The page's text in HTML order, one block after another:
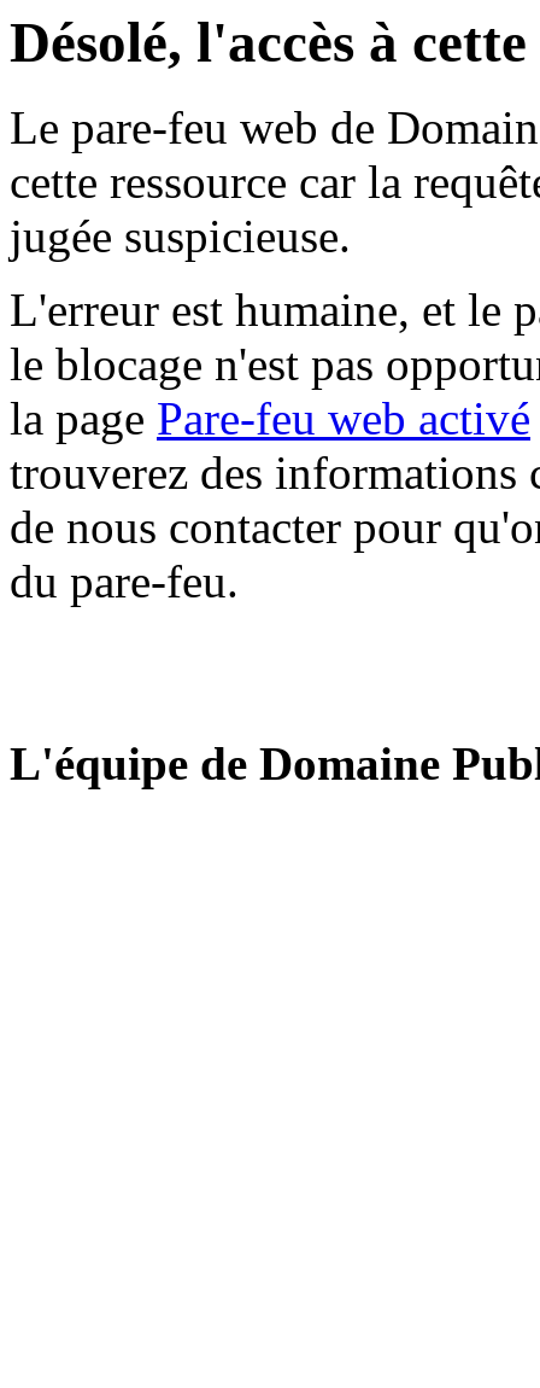
Désolé, l'accès à
Le pare-feu web de
cette ressource car la
jugée suspicieuse.
L'erreur est humaine, et le
le blocage n'est pas
la page Pare-feu web activé
trouverez des informations
de nous contacter pour
du pare-feu.
L'équipe de Domaine